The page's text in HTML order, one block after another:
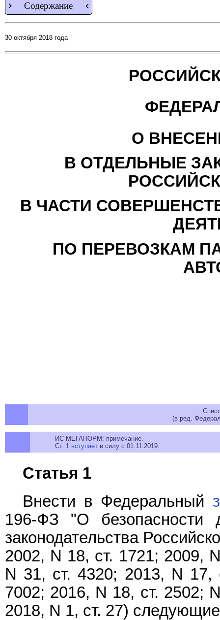
Содержание
30 октября 2018 года
О
В ОТДЕЛЬНЫЕ
В ЧАСТИ
ПО ПЕРЕВОЗКАМ
(в ред.
ИС МЕГАНОРМ: примечание.
Ст. 1 вступает в силу с 01.11.2019.
Статья 1
Внести в Федеральный
196-ФЗ "О безопасности
законодательства
2002, N 18, ст. 1721; 2009,
N 31, ст. 4320; 2013, N 17,
7002; 2016, N 18, ст. 2502;
2018, N 1, ст. 27)